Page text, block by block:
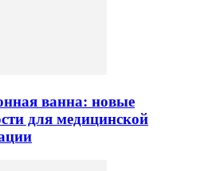
ванна: новые
для медицинской